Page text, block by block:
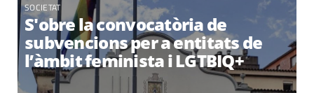
SOCIETAT
S'obre la convocatòria de
subvencions per a entitats de
l’àmbit feminista i LGTBIQ+